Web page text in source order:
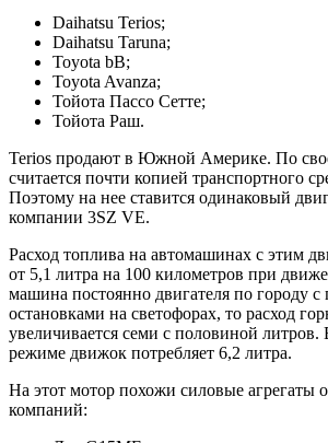
Daihatsu Terios;
Daihatsu Taruna;
Toyota bB;
Toyota Avanza;
Тойота Пассо Сетте;
Тойота Раш.
Terios продают в Южной Америке. По
считается почти копией транспортного
Поэтому на нее ставится одинаковый
компании 3SZ VE.
Расход топлива на автомашинах с этим
от 5,1 литра на 100 километров при
машина постоянно двигателя по городу с
остановками на светофорах, то расход
увеличивается семи с половиной
режиме движок потребляет 6,2 литра.
На этот мотор похожи силовые агрегаты
компаний: